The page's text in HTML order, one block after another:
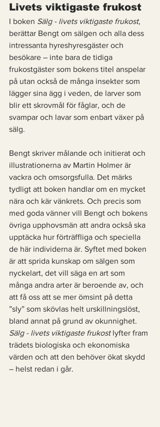
Livets viktigaste frukost
I boken Sälg - livets viktigaste frukost,
berättar Bengt om sälgen och alla dess
intressanta hyreshyresgäster och
besökare – inte bara de tidiga
frukostgäster som bokens titel anspelar
på utan också de många insekter som
lägger sina ägg i veden, de larver som
blir ett skrovmål för fåglar, och de
svampar och lavar som enbart växer på
sälg.
Bengt skriver målande och initierat och
illustrationerna av Martin Holmer är
vackra och omsorgsfulla. Det märks
tydligt att boken handlar om en mycket
nära och kär vänkrets. Och precis som
med goda vänner vill Bengt och bokens
övriga upphovsmän att andra också ska
upptäcka hur förträffliga och speciella
de här individerna är. Syftet med boken
är att sprida kunskap om sälgen som
nyckelart, det vill säga en art som
många andra arter är beroende av, och
att få oss att se mer ömsint på detta
”sly” som skövlas helt urskillningslöst,
bland annat på grund av okunnighet.
Sälg - livets viktigaste frukost lyfter fram
trädets biologiska och ekonomiska
värden och att den behöver ökat skydd
– helst redan i går.